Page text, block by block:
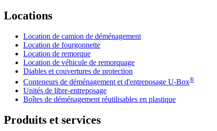
Locations
Location de camion de déménagement
Location de fourgonnette
Location de remorque
Location de véhicule de remorquage
Diables et couvertures de protection
Conteneurs de déménagement et d'entreposage U-Box®
Unités de libre-entreposage
Boîtes de déménagement réutilisables en plastique
Produits et services